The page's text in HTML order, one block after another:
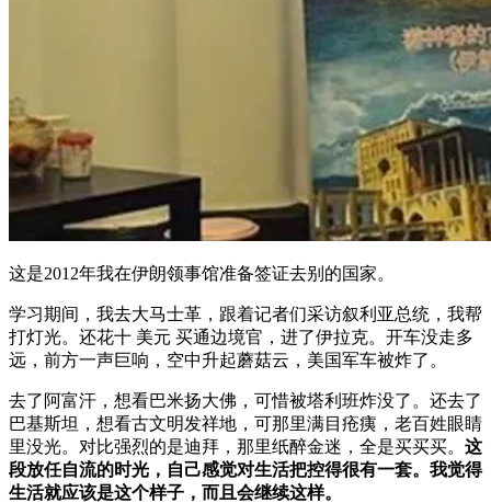
这是2012年我在伊朗领事馆准备签证去别的国家。
学习期间，我去大马士革，跟着记者们采访叙利亚总统，我帮
打灯光。还花十 美元 买通边境官，进了伊拉克。开车没走多
远，前方一声巨响，空中升起蘑菇云，美国军车被炸了。
去了阿富汗，想看巴米扬大佛，可惜被塔利班炸没了。还去了
巴基斯坦，想看古文明发祥地，可那里满目疮痍，老百姓眼睛
里没光。对比强烈的是迪拜，那里纸醉金迷，全是买买买。 这
段放任自流的时光，自己感觉对生活把控得很有一套。我觉得
生活就应该是这个样子，而且会继续这样。